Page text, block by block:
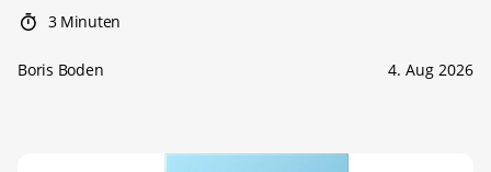
3 Minuten
Boris Boden 4. Aug 2026